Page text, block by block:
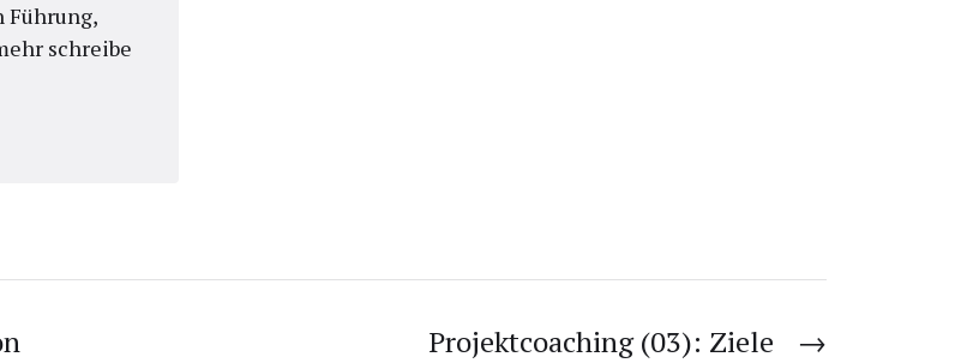
Führung,
schreibe
→
Projektcoaching (03): Ziele